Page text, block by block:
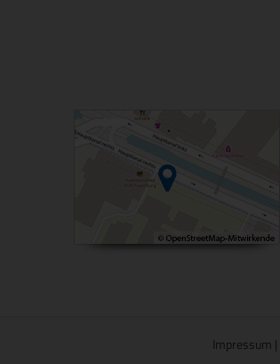
Impressum |